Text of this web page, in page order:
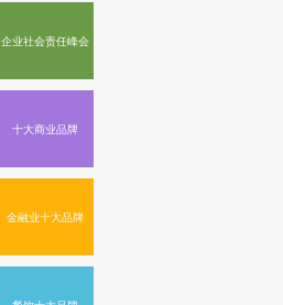
企业社会责任峰会
十大商业品牌
金融业十大品牌